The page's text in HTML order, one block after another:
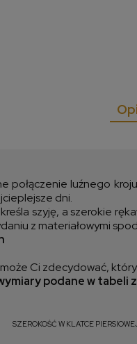
połączenie luźnego
dni.
szyję, a szerokie
z materiałowymi
Ci zdecydować,
podane w tabeli
SZEROKOŚĆ W KLATCE